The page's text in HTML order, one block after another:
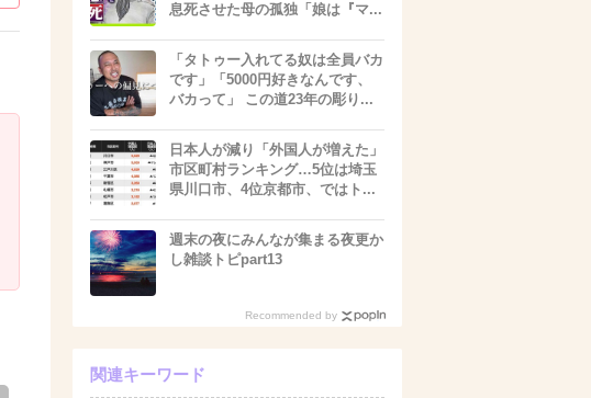
息死させた母の孤独「娘は『マ...
「タトゥー入れてる奴は全員バカ
です」「5000円好きなんです、
バカって」 この道23年の彫り...
日本人が減り「外国人が増えた」
市区町村ランキング…5位は埼玉
県川口市、4位京都市、ではト...
週末の夜にみんなが集まる夜更か
し雑談トピpart13
Recommended by
関連キーワード